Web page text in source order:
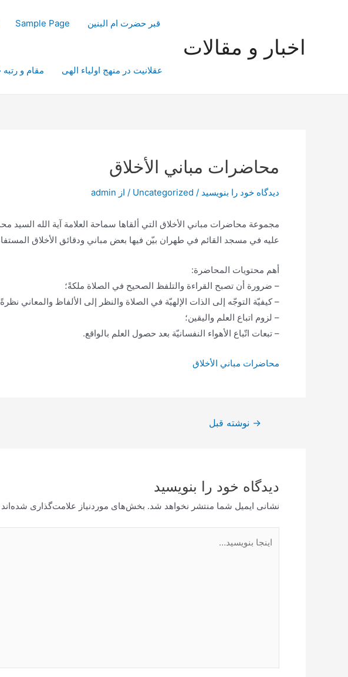
اخبار و مقالات
قبر حضرت ام البنین Sample Page
عقلانیت در منهج اولیاء الهی مقام و
محاضرات مباني الأخلاق
دیدگاه‌ خود را بنویسید /
Uncategorized / از admin
مجموعة محاضرات مباني الأخلاق التي ألقاها سماحة العلامة آية الله السيد
عليه في مسجد القائم في طهران بيّن فيها بعض مباني ودقائق الأخلاق
أهم محتويات المحاضرة:
– ضرورة أن تصبح القراءة والتلفظ الصحيح في الصلاة ملكةً؛
– كيفيّة التوجّه إلى الذات الإلهيّة في الصلاة والنظر إلى الألفاظ والمعاني نظرةً
– لزوم اتباع العلم واليقين؛
– تبعات اتّباع الأهواء النفسانيّة بعد حصول العلم بالواقع.
محاضرات مباني الأخلاق
راهبری
→ نوشته قبل
دیدگاه‌ خود را بنویسید
نشانی ایمیل شما منتشر نخواهد شد. بخش‌های موردنیاز علامت‌گذاری شده‌اند
بنویسید…